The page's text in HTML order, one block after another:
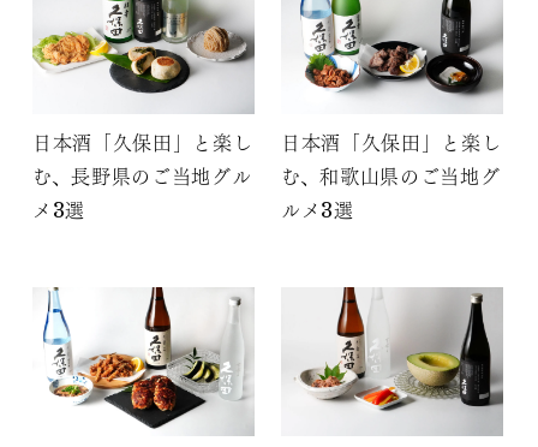
日本酒「久保田」と楽し
む、長野県のご当地グル
メ3選
日本酒「久保田」と楽し
む、和歌山県のご当地グ
ルメ3選